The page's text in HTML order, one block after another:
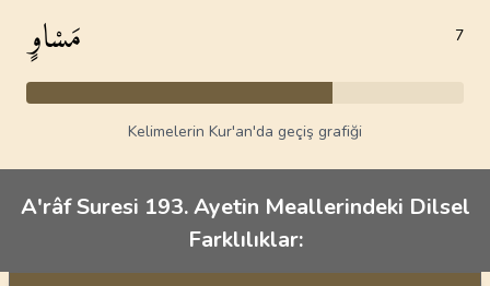
مَسْاوٍ 7
Kelimelerin Kur'an'da geçiş grafiği
A'râf Suresi 193. Ayetin Meallerindeki Dilsel
Farklılıklar: